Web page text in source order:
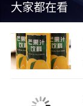
大家都在看